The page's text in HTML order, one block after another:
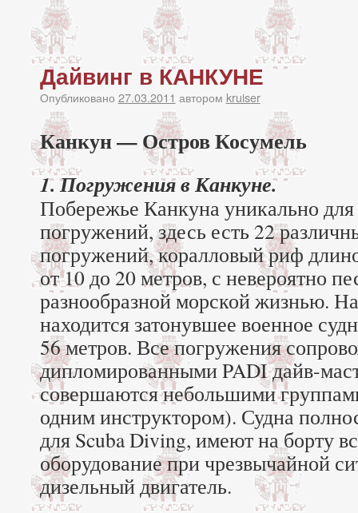
Дайвинг в КАНКУНЕ
Опубликовано 27.03.2011 автором kruiser
Канкун — Остров Косумель
1. Погружения в Канкуне.
Побережье Канкуна уникально
погружений, здесь есть 22
погружений, коралловый риф
от 10 до 20 метров, с невероятно
разнообразной морской жизнью.
находится затонувшее военное
56 метров. Все погружения
дипломированными PADI дайв-
совершаются небольшими
одним инструктором). Судна
для Scuba Diving, имеют на борту
оборудование при чрезвычайной
дизельный двигатель.